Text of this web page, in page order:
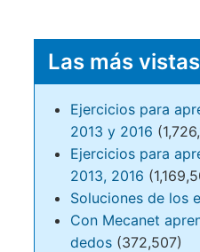
Las más
Ejercicios para
2013 y 2016
Ejercicios para
2013, 2016
Soluciones de los
Con Mecanet
dedos (372,507)